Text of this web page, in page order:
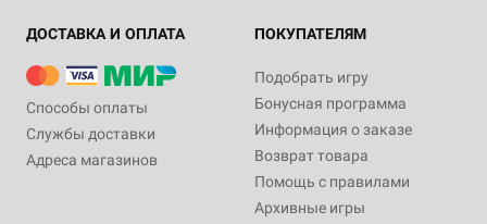
ДОСТАВКА И ОПЛАТА
Способы оплаты
Службы доставки
Адреса магазинов
ПОКУПАТЕЛЯМ
Подобрать игру
Бонусная программа
Информация о заказе
Возврат товара
Помощь с правилами
Архивные игры